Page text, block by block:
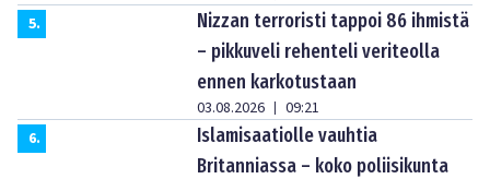
5.
Nizzan terroristi tappoi 86 ihmistä
– pikkuveli rehenteli veriteolla
ennen karkotustaan
03.08.2026 | 09:21
6.
Islamisaatiolle vauhtia
Britanniassa – koko poliisikunta